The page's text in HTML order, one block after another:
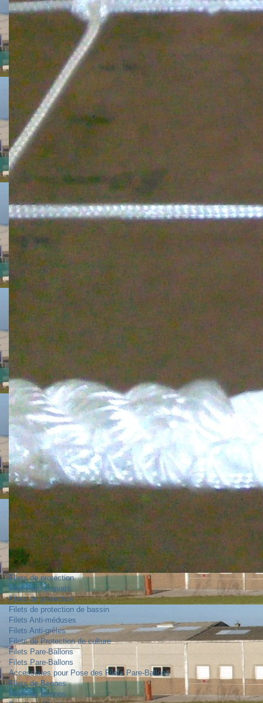
Filets de protection
Filet Pare-Gravats
Filets de protection
Filets de protection de bassin
Filets Anti-méduses
Filets Anti-grêles
Filets de Protection de culture
Filets Pare-Ballons
Filets Pare-Ballons
Accessoires pour Pose des Filets Pare-Ballons
Filets de Bennes
Filets de Bennes